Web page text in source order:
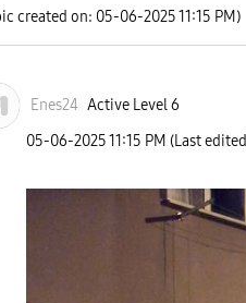
created on: 05-06-2025 11:15 PM)
Enes24 Active Level 6
‎05-06-202511:15 PM (Last edited